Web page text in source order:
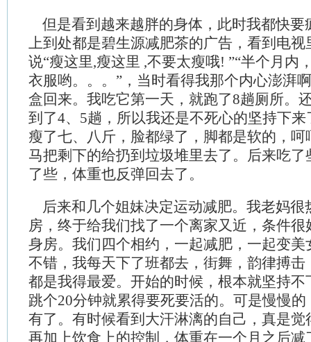
但是看到越来越胖的身体，此时我都快要
上到处都是碧生源减肥茶的广告，看到电
说“瘦这里,瘦这里 ,不要太瘦哦! ”“半个月内
衣服哟。。。”，当时看得我那个内心澎湃
盒回来。我吃它第一天，就跑了8趟厕所。
到了4、5趟，所以我还是不死心的坚持下
瘦了七、八斤，脸都绿了，脚都是软的，
马把剩下的给扔到垃圾堆里去了。后来吃
了些，体重也反弹回去了。
后来和几个姐妹决定运动减肥。我老妈很
房，终于给我们找了一个离家又近，条件
身房。我们四个相约，一起减肥，一起变
不错，我每天下了班都去，街舞，韵律搏
都是我得最爱。开始的时候，根本就坚持
跳个20分钟就累得要死要活的。可是慢慢
有了。有时候看到大汗淋漓的自己，真是
再加上饮食上的控制，体重在一个月之后减